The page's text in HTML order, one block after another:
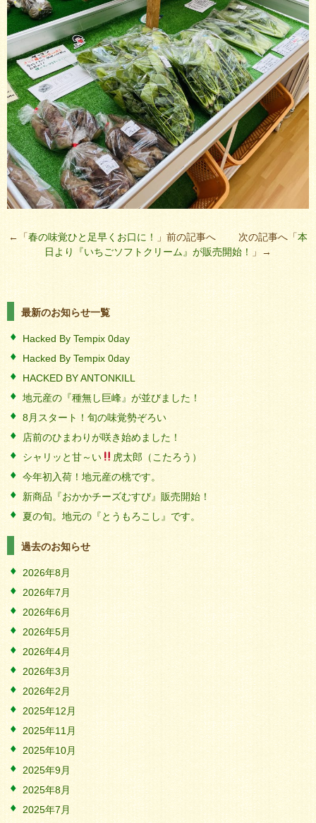
←「春の味覚ひと足早くお口に！ 」前の記事へ 次の記事へ「本
日より『いちごソフトクリーム』が販売開始！ 」→
最新のお知らせ一覧
Hacked By Tempix 0day
Hacked By Tempix 0day
HACKED BY ANTONKILL
地元産の『種無し巨峰』が並びました！
8月スタート！旬の味覚勢ぞろい
店前のひまわりが咲き始めました！
シャリッと甘～い
虎太郎（こたろう）
今年初入荷！地元産の桃です。
新商品『おかかチーズむすび』販売開始！
夏の旬。地元の『とうもろこし』です。
過去のお知らせ
2026年8月
2026年7月
2026年6月
2026年5月
2026年4月
2026年3月
2026年2月
2025年12月
2025年11月
2025年10月
2025年9月
2025年8月
2025年7月